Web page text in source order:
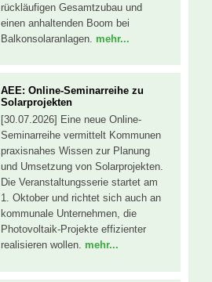
rückläufigen Gesamtzubau und
einen anhaltenden Boom bei
Balkonsolaranlagen. mehr...
AEE: Online-Seminarreihe zu
Solarprojekten
[30.07.2026] Eine neue Online-
Seminarreihe vermittelt Kommunen
praxisnahes Wissen zur Planung
und Umsetzung von Solarprojekten.
Die Veranstaltungsserie startet am
1. Oktober und richtet sich auch an
kommunale Unternehmen, die
Photovoltaik-Projekte effizienter
realisieren wollen. mehr...